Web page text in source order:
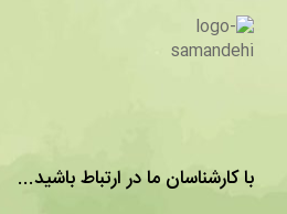
با کارشناسان ما در ارتباط باشید...